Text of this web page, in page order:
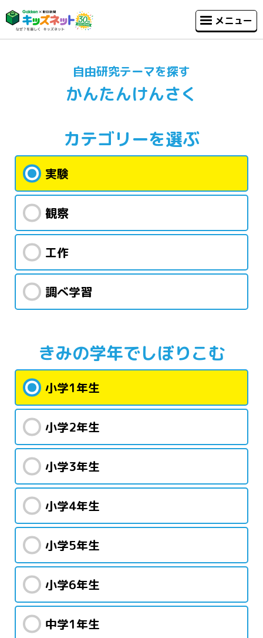
メニュー
自由研究テーマを探す
かんたんけんさく
カテゴリーを選ぶ
実験
観察
工作
調べ学習
きみの学年でしぼりこむ
小学1年生
小学2年生
小学3年生
小学4年生
小学5年生
小学6年生
中学1年生